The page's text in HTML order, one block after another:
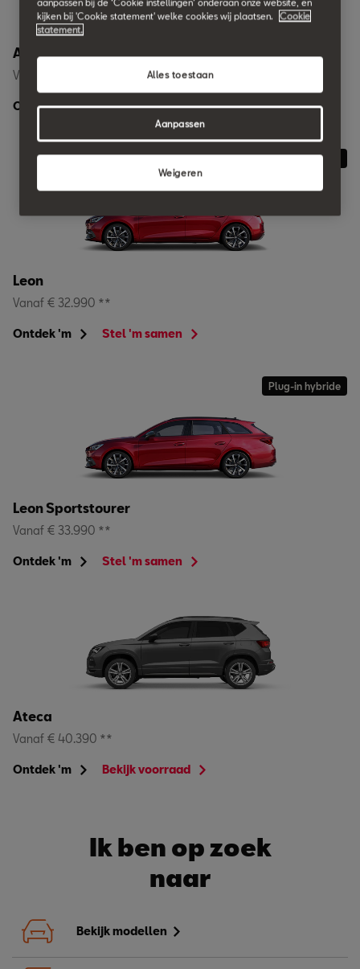
Arona
Vanaf € 27.990 **
Ontdek 'm Stel 'm samen
Plug-in hybride
Leon
Vanaf € 32.990 **
Ontdek 'm Stel 'm samen
Plug-in hybride
Leon Sportstourer
Vanaf € 33.990 **
Ontdek 'm Stel 'm samen
Ateca
Vanaf € 40.390 **
Ontdek 'm Bekijk voorraad
Ik ben op zoek
naar
Bekijk modellen
kijken bij 'Cookie statement' welke cookies wij plaatsen.
Cookie
statement.
Weigeren
Alles toestaan
Aanpassen